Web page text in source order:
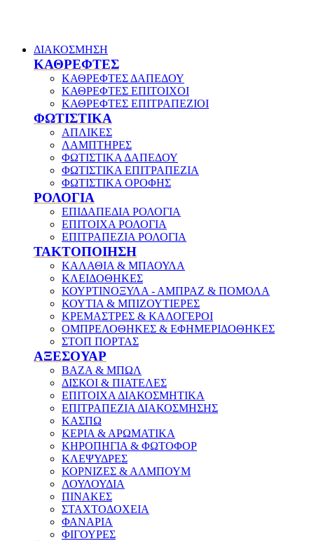
ΔΙΑΚΟΣΜΗΣΗ
ΚΑΘΡΕΦΤΕΣ
ΚΑΘΡΕΦΤΕΣ ΔΑΠΕΔΟΥ
ΚΑΘΡΕΦΤΕΣ ΕΠΙΤΟΙΧΟΙ
ΚΑΘΡΕΦΤΕΣ ΕΠΙΤΡΑΠΕΖΙΟΙ
ΦΩΤΙΣΤΙΚΑ
ΑΠΛΙΚΕΣ
ΛΑΜΠΤΗΡΕΣ
ΦΩΤΙΣΤΙΚΑ ΔΑΠΕΔΟΥ
ΦΩΤΙΣΤΙΚΑ ΕΠΙΤΡΑΠΕΖΙΑ
ΦΩΤΙΣΤΙΚΑ ΟΡΟΦΗΣ
ΡΟΛΟΓΙΑ
ΕΠΙΔΑΠΕΔΙΑ ΡΟΛΟΓΙΑ
ΕΠΙΤΟΙΧΑ ΡΟΛΟΓΙΑ
ΕΠΙΤΡΑΠΕΖΙΑ ΡΟΛΟΓΙΑ
ΤΑΚΤΟΠΟΙΗΣΗ
ΚΑΛΑΘΙΑ & ΜΠΑΟΥΛΑ
ΚΛΕΙΔΟΘΗΚΕΣ
ΚΟΥΡΤΙΝΟΞΥΛΑ - ΑΜΠΡΑΖ & ΠΟΜΟΛΑ
ΚΟΥΤΙΑ & ΜΠΙΖΟΥΤΙΕΡΕΣ
ΚΡΕΜΑΣΤΡΕΣ & ΚΑΛΟΓΕΡΟΙ
ΟΜΠΡΕΛΟΘΗΚΕΣ & ΕΦΗΜΕΡΙΔΟΘΗΚΕΣ
ΣΤΟΠ ΠΟΡΤΑΣ
ΑΞΕΣΟΥΑΡ
ΒΑΖΑ & ΜΠΩΛ
ΔΙΣΚΟΙ & ΠΙΑΤΕΛΕΣ
ΕΠΙΤΟΙΧΑ ΔΙΑΚΟΣΜΗΤΙΚΑ
ΕΠΙΤΡΑΠΕΖΙΑ ΔΙΑΚΟΣΜΗΣΗΣ
ΚΑΣΠΩ
ΚΕΡΙΑ & ΑΡΩΜΑΤΙΚΑ
ΚΗΡΟΠΗΓΙΑ & ΦΩΤΟΦΟΡ
ΚΛΕΨΥΔΡΕΣ
ΚΟΡΝΙΖΕΣ & ΑΛΜΠΟΥΜ
ΛΟΥΛΟΥΔΙΑ
ΠΙΝΑΚΕΣ
ΣΤΑΧΤΟΔΟΧΕΙΑ
ΦΑΝΑΡΙΑ
ΦΙΓΟΥΡΕΣ